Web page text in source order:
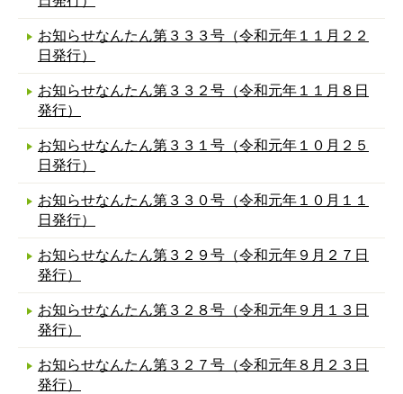
お知らせなんたん第３３３号（令和元年１１月２２
日発行）
お知らせなんたん第３３２号（令和元年１１月８日
発行）
お知らせなんたん第３３１号（令和元年１０月２５
日発行）
お知らせなんたん第３３０号（令和元年１０月１１
日発行）
お知らせなんたん第３２９号（令和元年９月２７日
発行）
お知らせなんたん第３２８号（令和元年９月１３日
発行）
お知らせなんたん第３２７号（令和元年８月２３日
発行）